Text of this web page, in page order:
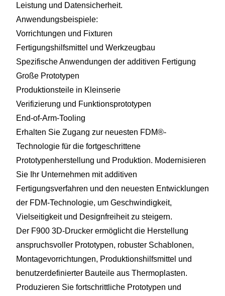
Leistung und Datensicherheit.
Anwendungsbeispiele:
Vorrichtungen und Fixturen
Fertigungshilfsmittel und Werkzeugbau
Spezifische Anwendungen der additiven Fertigung
Große Prototypen
Produktionsteile in Kleinserie
Verifizierung und Funktionsprototypen
End-of-Arm-Tooling
Erhalten Sie Zugang zur neuesten FDM®-
Technologie für die fortgeschrittene
Prototypenherstellung und Produktion. Modernisieren
Sie Ihr Unternehmen mit additiven
Fertigungsverfahren und den neuesten Entwicklungen
der FDM-Technologie, um Geschwindigkeit,
Vielseitigkeit und Designfreiheit zu steigern.
Der F900 3D-Drucker ermöglicht die Herstellung
anspruchsvoller Prototypen, robuster Schablonen,
Montagevorrichtungen, Produktionshilfsmittel und
benutzerdefinierter Bauteile aus Thermoplasten.
Produzieren Sie fortschrittliche Prototypen und